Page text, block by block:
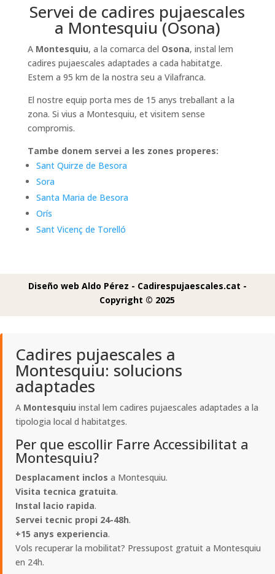
Servei de cadires pujaescales
a Montesquiu (Osona)
A Montesquiu, a la comarca del Osona, instal lem
cadires pujaescales adaptades a cada habitatge.
Estem a 95 km de la nostra seu a Vilafranca.
El nostre equip porta mes de 15 anys treballant a la
zona. Si vius a Montesquiu, et visitem sense
compromis.
Tambe donem servei a les zones properes:
Sant Quirze de Besora
Sora
Santa Maria de Besora
Orís
Sant Vicenç de Torelló
Diseño web Aldo Pérez - Cadirespujaescales.cat -
Copyright © 2025
Cadires pujaescales a
Montesquiu: solucions
adaptades
A Montesquiu instal lem cadires pujaescales adaptades a la
tipologia local d habitatges.
Per que escollir Farre Accessibilitat a
Montesquiu?
Desplacament inclos a Montesquiu.
Visita tecnica gratuita.
Instal lacio rapida.
Servei tecnic propi 24-48h.
+15 anys experiencia.
Vols recuperar la mobilitat? Pressupost gratuit a Montesquiu
en 24h.